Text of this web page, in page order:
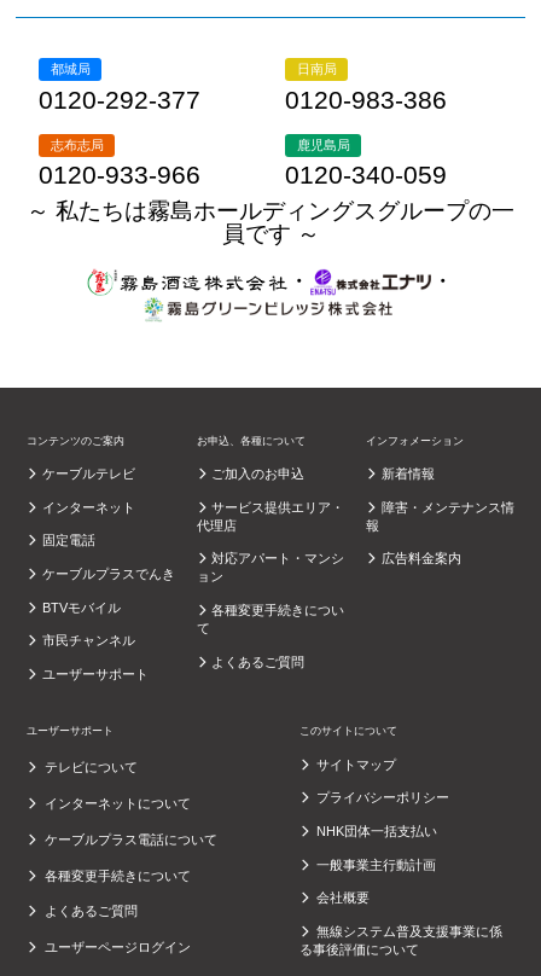
都城局
0120-292-377
日南局
0120-983-386
志布志局
0120-933-966
鹿児島局
0120-340-059
～ 私たちは霧島ホールディングスグループの一
員です ～
・
・
コンテンツのご案内
ケーブルテレビ
インターネット
固定電話
ケーブルプラスでんき
BTVモバイル
市民チャンネル
ユーザーサポート
お申込、各種について
ご加入のお申込
サービス提供エリア・
代理店
対応アパート・マンシ
ョン
各種変更手続きについ
て
よくあるご質問
インフォメーション
新着情報
障害・メンテナンス情
報
広告料金案内
ユーザーサポート
テレビについて
インターネットについて
ケーブルプラス電話について
各種変更手続きについて
よくあるご質問
ユーザーページログイン
このサイトについて
サイトマップ
プライバシーポリシー
NHK団体一括支払い
一般事業主行動計画
会社概要
無線システム普及支援事業に係
る事後評価について